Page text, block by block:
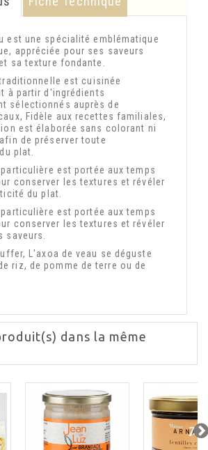
est une spécialité emblématique
appréciée pour ses saveurs
sa texture fondante.
est cuisinée
à partir d'ingrédients
sélectionnés auprès de
Fidèle aux recettes familiales,
est élaborée sans colorant ni
de préserver toute
plat.
est portée aux temps
conserver les textures et révéler
du plat.
est portée aux temps
conserver les textures et révéler
saveurs.
L'axoa de veau se déguste
riz, de pomme de terre ou de
dans la même